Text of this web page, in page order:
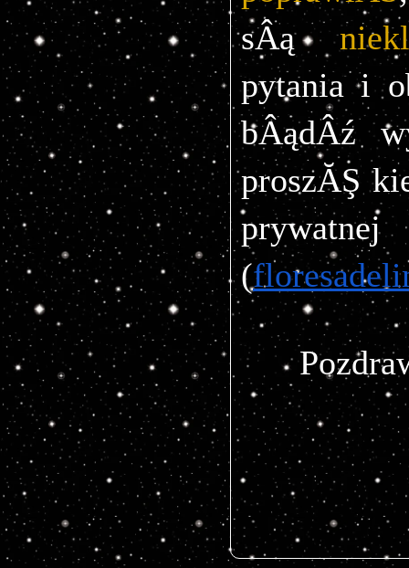
sÂą
pytania i
bÂądÂź
proszĂŞ
(